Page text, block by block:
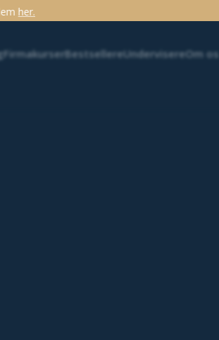
FirmakurserBestsellereUndervisereOm os